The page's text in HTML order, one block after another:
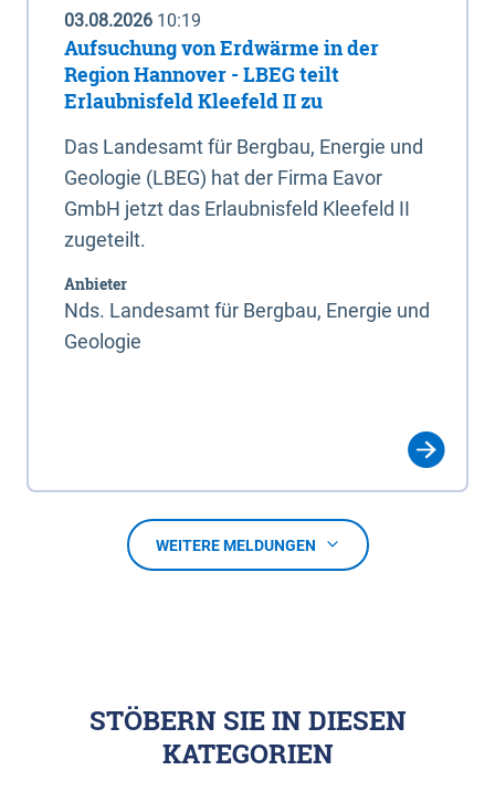
03.08.2026 10:19
Aufsuchung von Erdwärme in der
Region Hannover - LBEG teilt
Erlaubnisfeld Kleefeld II zu
Das Landesamt für Bergbau, Energie und
Geologie (LBEG) hat der Firma Eavor
GmbH jetzt das Erlaubnisfeld Kleefeld II
zugeteilt.
Anbieter
Nds. Landesamt für Bergbau, Energie und
Geologie
WEITERE MELDUNGEN
STÖBERN SIE IN DIESEN
KATEGORIEN